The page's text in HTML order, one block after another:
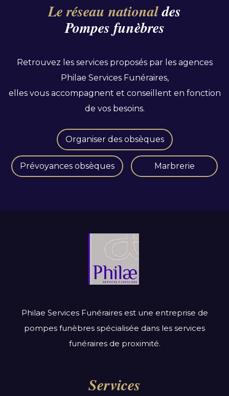
Le réseau nationaldes
Pompes funèbres
Retrouvez les services proposés par les agences
Philae Services Funéraires,
elles vous accompagnent et conseillent en fonction
de vos besoins.
Organiser des obsèques
Prévoyances obsèques Marbrerie
Philae Services Funéraires est une entreprise de
pompes funèbres spécialisée dans les services
funéraires de proximité.
Services